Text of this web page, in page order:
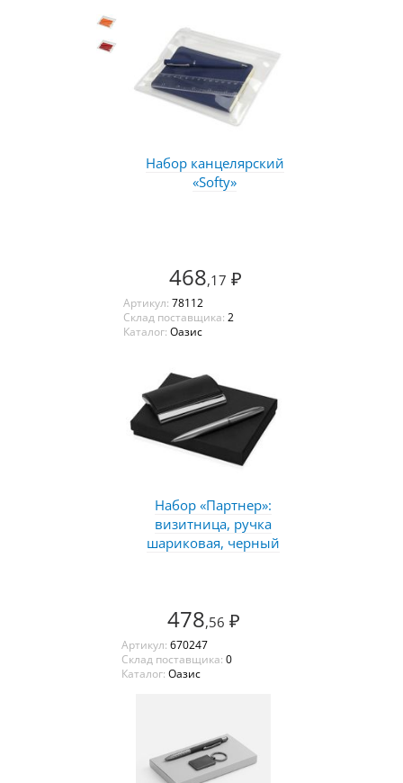
Набор канцелярский
«Softy»
468,17 ₽
Артикул: 78112
Склад поставщика: 2
Каталог: Оазис
Набор «Партнер»:
визитница, ручка
шариковая, черный
478,56 ₽
Артикул: 670247
Склад поставщика: 0
Каталог: Оазис